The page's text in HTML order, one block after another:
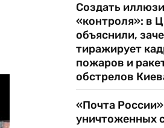
Создать
«контроля»: в
объяснили,
тиражирует
пожаров и
обстрелов
«Почта
уничтоженных